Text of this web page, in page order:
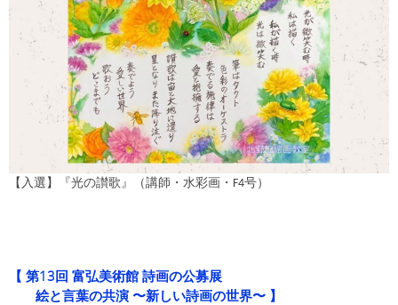
【入選】『光の讃歌』（講師・水彩画・F4号）
【 第13回 富弘美術館 詩画の公募展
絵と言葉の共演 〜新しい詩画の世界〜 】